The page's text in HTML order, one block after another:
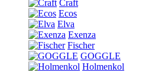
Craft
Ecos
Elva
Exenza
Fischer
GOGGLE
Holmenkol